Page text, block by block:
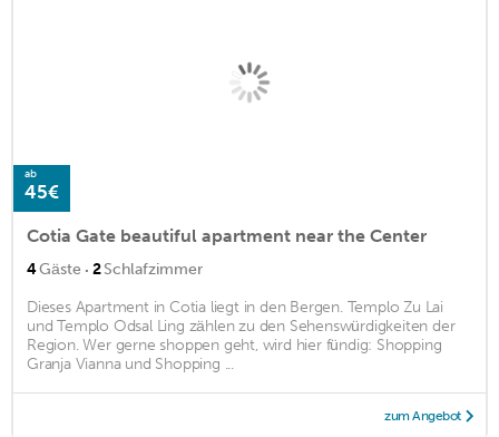
ab
45€
Cotia Gate beautiful apartment near the Center
4Gäste · 2Schlafzimmer
Dieses Apartment in Cotia liegt in den Bergen. Templo Zu Lai
und Templo Odsal Ling zählen zu den Sehenswürdigkeiten der
Region. Wer gerne shoppen geht, wird hier fündig: Shopping
Granja Vianna und Shopping ...
zum Angebot